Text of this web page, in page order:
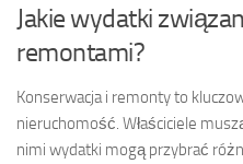
Jakie wydatki
remontami?
Konserwacja i remonty to
nieruchomość. Właściciele
nimi wydatki mogą przybrać